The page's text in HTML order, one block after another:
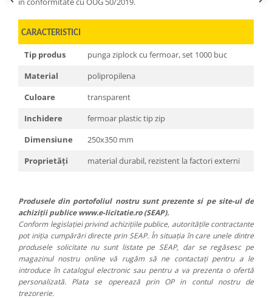
CARACTERISTICI
Tip produs
punga ziplock cu fermoar, set 1000 buc
Material
polipropilena
Culoare
transparent
Inchidere
fermoar plastic tip zip
Dimensiune
250x350 mm
Proprietăți
material durabil, rezistent la factori externi
Produsele din portofoliul nostru sunt prezente si pe site-ul de
achiziții publice www.e-licitatie.ro (SEAP).
Conform legislației privind achizițiile publice, autoritățile contractante
pot iniția cumpărări directe prin SEAP. În situația în care unele dintre
produsele solicitate nu sunt listate pe SEAP, dar se regăsesc pe
magazinul nostru online vă rugăm să ne contactați pentru a le
introduce în catalogul electronic sau pentru a va prezenta o ofertă
personalizată. Plata se operează prin OP in contul nostru de
trezorerie.